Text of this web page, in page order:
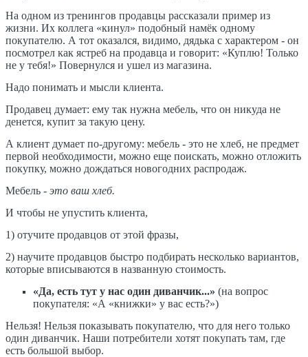
На одном из тренингов продавцы рассказали пример из
жизни. Их коллега «кинул» подобный намёк одному
покупателю. А тот оказался, видимо, дядька с характером - он
посмотрел как ястреб на продавца и говорит: «Куплю! Только
не у тебя!» Повернулся и ушел из магазина.
Надо понимать и мысли клиента.
Продавец думает: ему так нужна мебель, что он никуда не
денется, купит за такую цену.
А клиент думает по-другому: мебель - это не хлеб, не предмет
первой необходимости, можно еще поискать, можно отложить
покупку, можно дождаться новогодних распродаж.
Мебель - это ваш хлеб.
И чтобы не упустить клиента,
1) отучите продавцов от этой фразы,
2) научите продавцов быстро подбирать несколько вариантов,
которые вписываются в названную стоимость.
«Да, есть тут у нас один диванчик...» (на вопрос
покупателя: «А «книжки» у вас есть?»)
Нельзя! Нельзя показывать покупателю, что для него только
один диванчик. Наши потребители хотят покупать там, где
есть большой выбор.